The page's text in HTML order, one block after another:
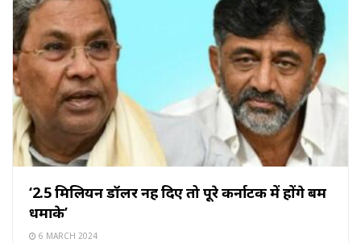
‘2.5 मिलियन डॉलर नहीं दिए तो पूरे कर्नाटक में होंगे बम
धमाके’
6 MARCH 2024